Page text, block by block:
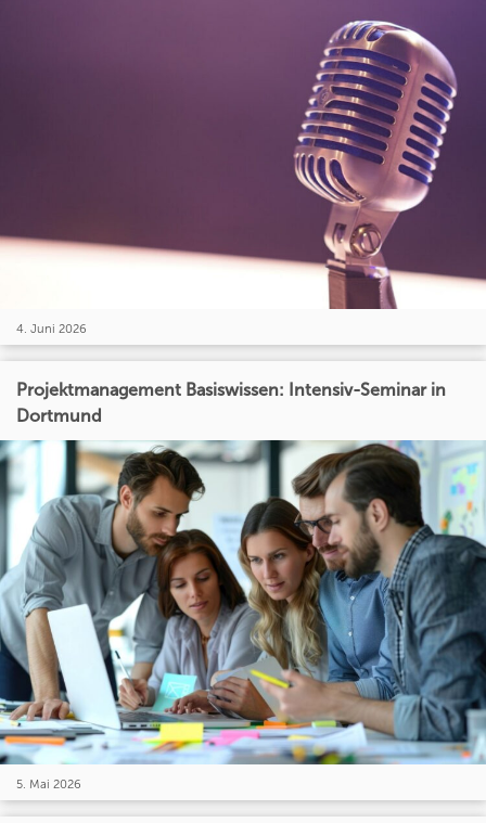
4. Juni 2026
Projektmanagement Basiswissen: Intensiv-Seminar in
Dortmund
5. Mai 2026